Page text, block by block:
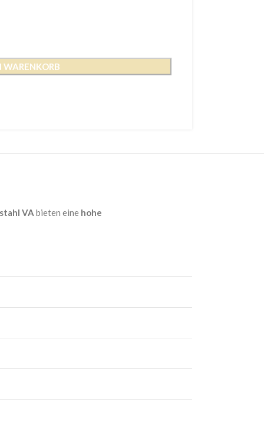
WARENKORB
VA bieten eine hohe